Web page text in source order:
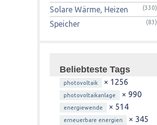
Solare Wärme, Heizen (330)
Speicher (83)
Beliebteste Tags
photovoltaik × 1256
photovoltaikanlage × 990
energiewende × 514
erneuerbare energien × 345